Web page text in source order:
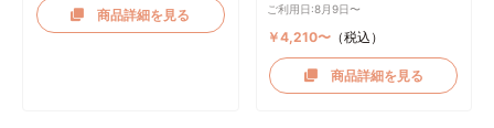
商品詳細を見る ご利用日:8月9日〜
￥4,210〜 （税込）
商品詳細を見る